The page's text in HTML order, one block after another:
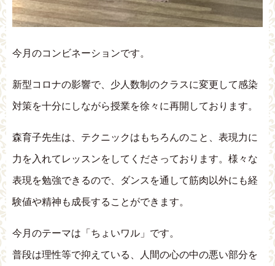
今月のコンビネーションです。
新型コロナの影響で、少人数制のクラスに変更して感染
対策を十分にしながら授業を徐々に再開しております。
森育子先生は、テクニックはもちろんのこと、表現力に
力を入れてレッスンをしてくださっております。様々な
表現を勉強できるので、ダンスを通して筋肉以外にも経
験値や精神も成長することができます。
今月のテーマは「ちょいワル」です。
普段は理性等で抑えている、人間の心の中の悪い部分を